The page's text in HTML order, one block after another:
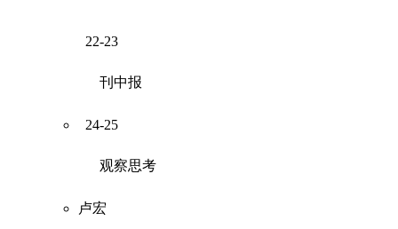
22-23
刊中报
24-25
观察思考
卢宏